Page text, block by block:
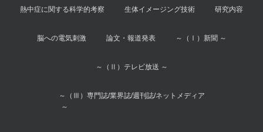
熱中症に関する科学的考察 生体イメージング技術 研究内容
脳への電気刺激 論文・報道発表 ～（Ⅰ）新聞 ～
～（Ⅱ）テレビ放送 ～
～（Ⅲ）専門誌/業界誌/週刊誌/ネットメディア
～